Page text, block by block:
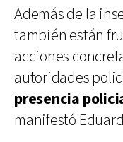
Además de la
también están
acciones
autoridades
presencia
manifestó